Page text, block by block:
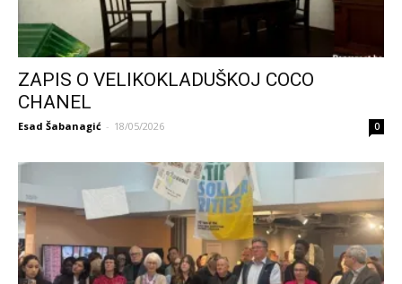
ZAPIS O VELIKOKLADUŠKOJ COCO
CHANEL
Esad Šabanagić - 18/05/2026 0